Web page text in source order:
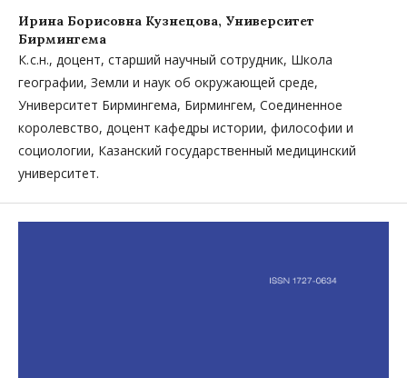
Ирина Борисовна Кузнецова, Университет
Бирмингема
К. с.н., доцент, cтарший научный сотрудник, Школа
географии, Земли и наук об окружающей среде,
Университет Бирмингема, Бирмингем, Соединенное
королевство, доцент кафедры истории, философии и
социологии, Казанский государственный медицинский
университет.